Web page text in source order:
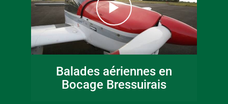
Balades aériennes en
Bocage Bressuirais